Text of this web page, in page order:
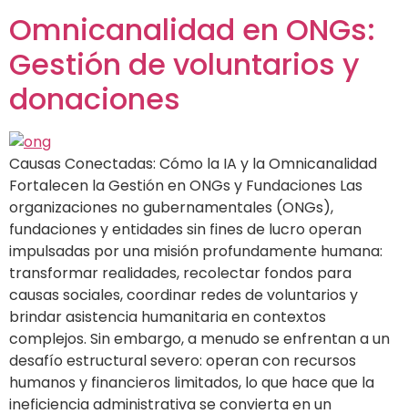
Omnicanalidad en ONGs:
Gestión de voluntarios y
donaciones
Causas Conectadas: Cómo la IA y la Omnicanalidad
Fortalecen la Gestión en ONGs y Fundaciones Las
organizaciones no gubernamentales (ONGs),
fundaciones y entidades sin fines de lucro operan
impulsadas por una misión profundamente humana:
transformar realidades, recolectar fondos para
causas sociales, coordinar redes de voluntarios y
brindar asistencia humanitaria en contextos
complejos. Sin embargo, a menudo se enfrentan a un
desafío estructural severo: operan con recursos
humanos y financieros limitados, lo que hace que la
ineficiencia administrativa se convierta en un